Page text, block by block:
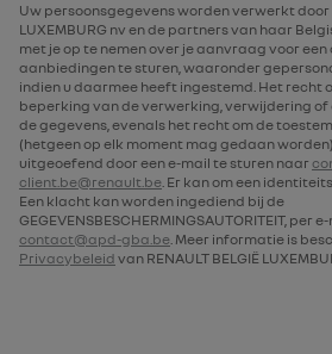
Uw persoonsgegevens worden verwerkt door
LUXEMBURG nv en de partners van haar
met je op te nemen over je aanvraag voor een
aanbiedingen te sturen, waaronder
indien u daarmee heeft ingestemd. Het recht
beperking van de verwerking, verwijdering
de gegevens, evenals het recht om de
(hetgeen op elk moment mag gedaan
uitgeoefend door een e-mail te sturen naar
client.be@renault.be. Er kan om een
Een klacht kan worden ingediend bij de
GEGEVENSBESCHERMINGSAUTORITEIT, per
contact@apd-gba.be. Meer informatie is
Privacybeleid van RENAULT BELGIË